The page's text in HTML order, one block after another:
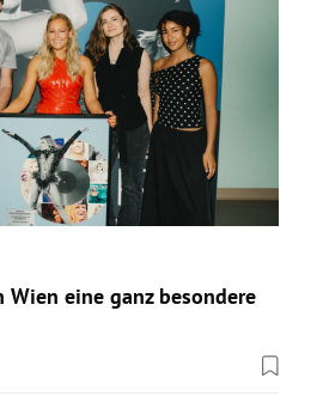
Wien eine ganz besondere